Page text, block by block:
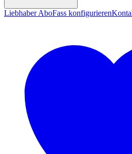
Liebhaber AboFass konfigurieren